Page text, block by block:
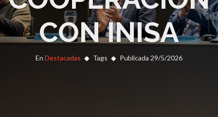
CON INISA
En Destacadas Tags Publicada 29/5/2026